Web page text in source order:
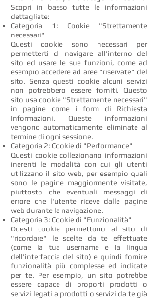
Scopri in basso tutte le informazioni
dettagliate:
Categoria 1: Cookie "Strettamente
necessari"
Questi cookie sono necessari per
permetterti di navigare all'interno del
sito ed usare le sue funzioni, come ad
esempio accedere ad aree "riservate" del
sito. Senza questi cookie alcuni servizi
non potrebbero essere forniti. Questo
sito usa cookie "Strettamente necessari"
in pagine come i form di Richiesta
Informazioni. Queste informazioni
vengono automaticamente eliminate al
termine di ogni sessione.
Categoria 2: Cookie di "Performance"
Questi cookie collezionano informazioni
inerenti le modalità con cui gli utenti
utilizzano il sito web, per esempio quali
sono le pagine maggiormente visitate,
piuttosto che eventuali messaggi di
errore che l'utente riceve dalle pagine
web durante la navigazione.
Categoria 3: Cookie di "Funzionalità"
Questi cookie permettono al sito di
"ricordare" le scelte da te effettuate
(come la tua username e la lingua
dell'interfaccia del sito) e quindi fornire
funzionalità più complesse ed indicate
per te. Per esempio, un sito potrebbe
essere capace di proporti prodotti o
servizi legati a prodotti o servizi da te già